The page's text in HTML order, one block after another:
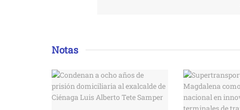
Notas